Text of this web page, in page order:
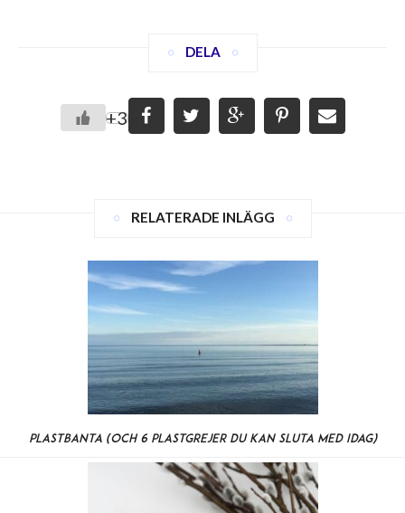
DELA
+3
RELATERADE INLÄGG
Plastbanta (och 6 plastgrejer du kan sluta med IDAG)